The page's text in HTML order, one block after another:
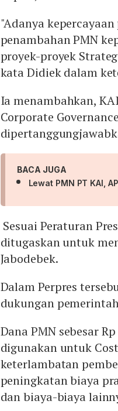
"Adanya
penambahan PMN
proyek-proyek
kata Didiek dalam
Ia menambahkan,
Corporate
BACA JUGA
Lewat PMN PT KAI,
Sesuai Peraturan
ditugaskan untuk
Jabodebek.
Dalam Perpres
dukungan
Dana PMN sebesar
digunakan untuk
keterlambatan
peningkatan biaya
dan biaya-biaya